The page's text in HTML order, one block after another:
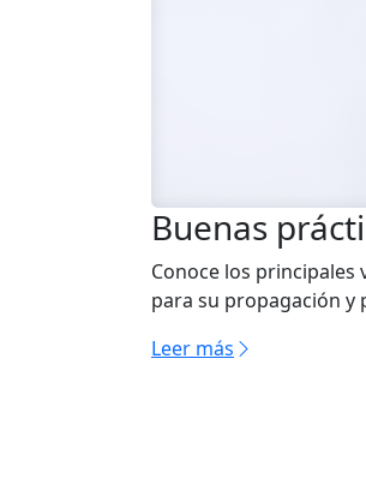
Buenas
Conoce los principales
para su propagación y
Leer más